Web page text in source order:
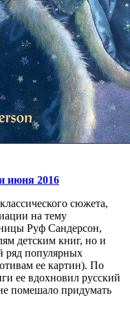
июня 2016
сюжета,
на тему
Руф Сандерсон,
детским книг, но и
ряд популярных
ее картин). По
ее вдохновил русский
помешало придумать